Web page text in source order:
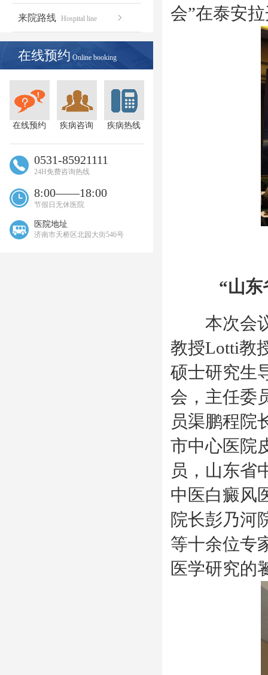
来院路线 Hospital line
在线预约 Online booking
在线预约 疾病咨询 疾病热线
0531-85921111
24H免费咨询热线
8:00——18:00
节假日无休医院
医院地址
济南市天桥区北园大街546号
会”在泰
“山
本次会议
教授Lotti教
硕士研究生
会，主任委
员渠鹏程院
市中心医院
员，山东省
中医白癜风
院长彭乃河
等十余位专
医学研究